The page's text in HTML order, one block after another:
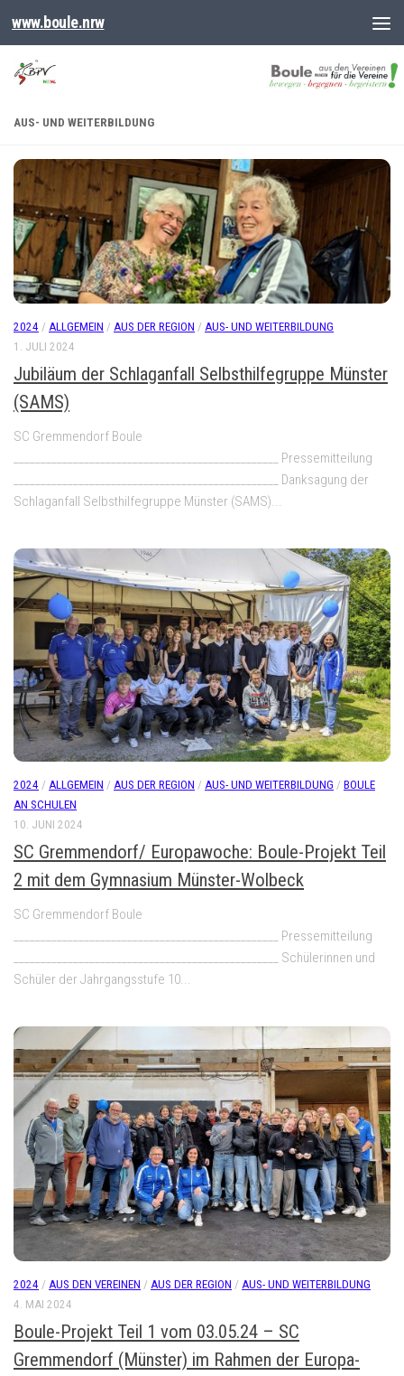
www.boule.nrw
AUS- UND WEITERBILDUNG
2024 / ALLGEMEIN / AUS DER REGION / AUS- UND WEITERBILDUNG
1. JULI 2024
Jubiläum der Schlaganfall Selbsthilfegruppe Münster
(SAMS)
SC Gremmendorf Boule
_________________________________________________ Pressemitteilung
_________________________________________________ Danksagung der
Schlaganfall Selbsthilfegruppe Münster (SAMS)...
2024 / ALLGEMEIN / AUS DER REGION / AUS- UND WEITERBILDUNG / BOULE
AN SCHULEN
10. JUNI 2024
SC Gremmendorf/ Europawoche: Boule-Projekt Teil
2 mit dem Gymnasium Münster-Wolbeck
SC Gremmendorf Boule
_________________________________________________ Pressemitteilung
_________________________________________________ Schülerinnen und
Schüler der Jahrgangsstufe 10...
2024 / AUS DEN VEREINEN / AUS DER REGION / AUS- UND WEITERBILDUNG
4. MAI 2024
Boule-Projekt Teil 1 vom 03.05.24 – SC
Gremmendorf (Münster) im Rahmen der Europa-